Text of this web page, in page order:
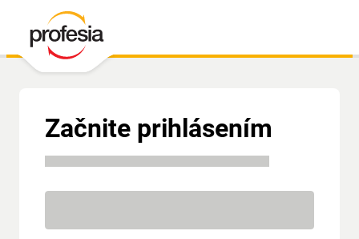
Začnite prihlásením